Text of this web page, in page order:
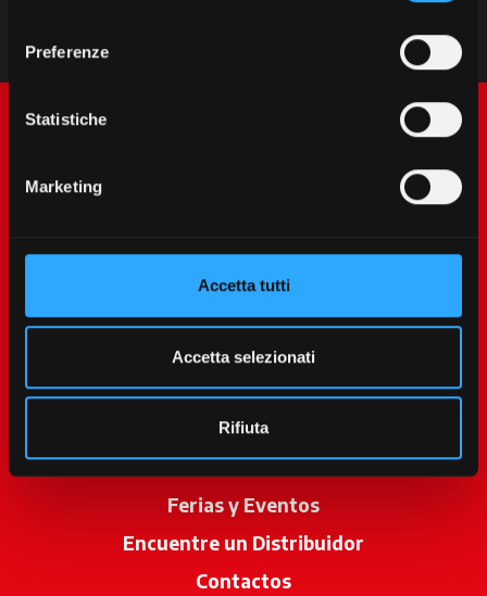
Preferenze
Statistiche
Marketing
Accetta tutti
Accetta selezionati
Rifiuta
Productos
Servicios
Promociones
Noticias
Ferias y Eventos
Encuentre un Distribuidor
Contactos